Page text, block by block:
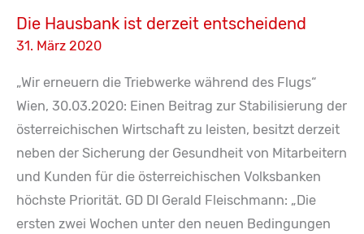
Stelle
Die Hausbank ist derzeit entscheidend
31. März 2020
„Wir erneuern die Triebwerke während des Flugs“
Wien, 30.03.2020: Einen Beitrag zur Stabilisierung der
österreichischen Wirtschaft zu leisten, besitzt derzeit
neben der Sicherung der Gesundheit von Mitarbeitern
und Kunden für die österreichischen Volksbanken
höchste Priorität. GD DI Gerald Fleischmann: „Die
ersten zwei Wochen unter den neuen Bedingungen